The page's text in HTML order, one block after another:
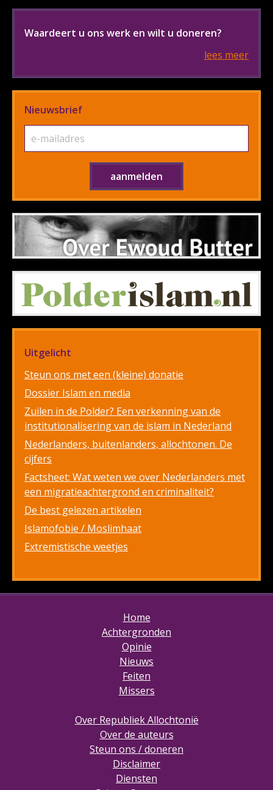
Waardeert u ons werk en wilt u doneren?
lees meer
Nieuwsbrief
Uitgelicht
Steun ons met een (kleine) donatie
Dossier Islam en media
Zuilen in de Polder? Een verkenning van de
institutionalisering van de islam in Nederland
Nederlanders, buitenlanders, allochtonen. De
cijfers
Factsheet: Wat weten we over Nederlanders met
een migratieachtergrond en criminaliteit?
De best gelezen artikelen
Islamofobie / Moslimhaat
Extremistische weetjes
Home
Achtergronden
Opinie
Nieuws
Feiten
Missers
Over Republiek Allochtonië
Over de auteurs
Steun ons / doneren
Disclaimer
Diensten